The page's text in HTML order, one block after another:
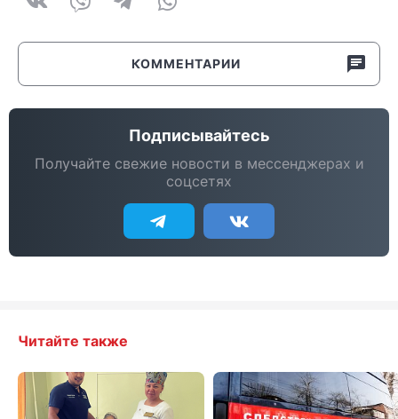
КОММЕНТАРИИ
Подписывайтесь
Получайте свежие новости в мессенджерах и
соцсетях
Читайте также